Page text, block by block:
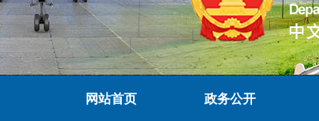
网站首页 政务公开